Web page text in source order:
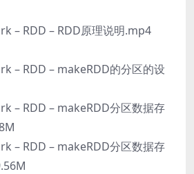
– RDD – RDD原理说明.mp4
– RDD – makeRDD的分区的设
– RDD – makeRDD分区数据存
– RDD – makeRDD分区数据存